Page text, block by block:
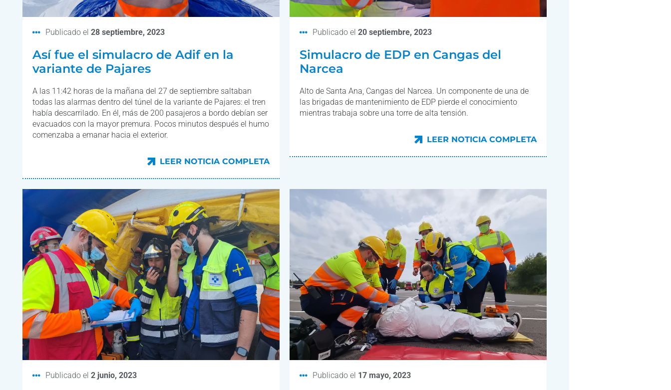
Publicado el 28 septiembre, 2023
Así fue el simulacro de Adif en la
variante de Pajares
A las 11:42 horas de la mañana del 27 de septiembre saltaban
todas las alarmas dentro del túnel de la variante de Pajares: el tren
había descarrilado. En él, más de 200 pasajeros a bordo debían ser
evacuados con la mayor premura. Pocos minutos después el humo
comenzaba a emanar hacia el exterior.
LEER NOTICIA COMPLETA
Publicado el 20 septiembre, 2023
Simulacro de EDP en Cangas del
Narcea
Alto de Santa Ana, Cangas del Narcea. Un componente de una de
las brigadas de mantenimiento de EDP pierde el conocimiento
mientras trabaja sobre una torre de alta tensión.
LEER NOTICIA COMPLETA
Publicado el 2 junio, 2023 Publicado el 17 mayo, 2023